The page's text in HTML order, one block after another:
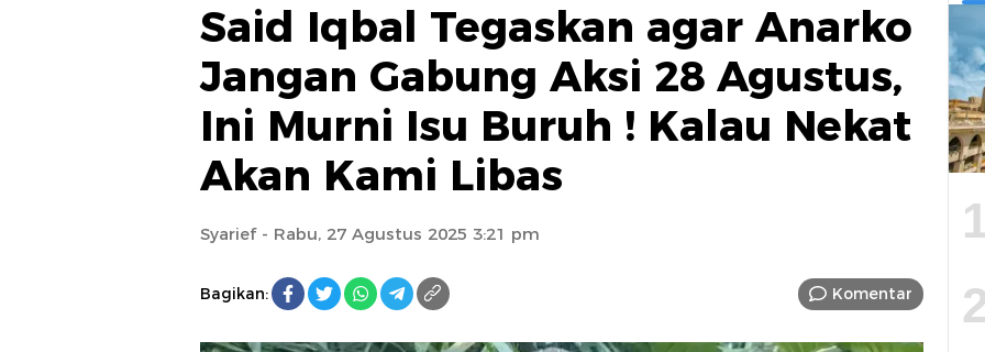
Said Iqbal Tegaskan agar Anarko
Jangan Gabung Aksi 28 Agustus,
Ini Murni Isu Buruh ! Kalau Nekat
Akan Kami Libas
Syarief- Rabu, 27 Agustus 2025 3:21 pm
Bagikan: Komentar